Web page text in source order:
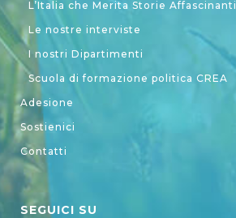
L’Italia che Merita Storie Affascinanti
Le nostre interviste
I nostri Dipartimenti
Scuola di formazione politica CREA
Adesione
Sostienici
Contatti
SEGUICI SU